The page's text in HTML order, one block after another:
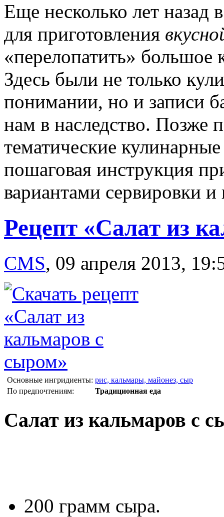
Еще несколько лет назад
для приготовления
«перелопатить» большое
Здесь были не только
понимании, но и записи
нам в наследство. Позже
тематические
пошаговая инструкция
вариантами сервировки
Рецепт «Салат из
CMS, 09 апреля 2013,
Основные ингридиенты: рис, кальмары, майонез, сыр
По предпочтениям:
Традиционная еда
Салат из кальмаров с
200 грамм сыра.